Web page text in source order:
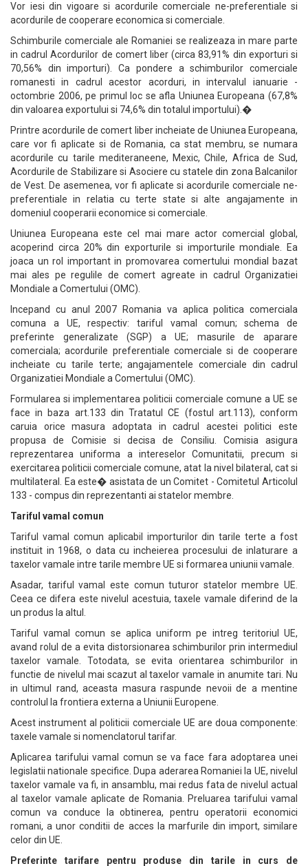
Vor iesi din vigoare si acordurile comerciale ne-preferentiale si
acordurile de cooperare economica si comerciale.
Schimburile comerciale ale Romaniei se realizeaza in mare parte
in cadrul Acordurilor de comert liber (circa 83,91% din exporturi si
70,56% din importuri). Ca pondere a schimburilor comerciale
romanesti in cadrul acestor acorduri, in intervalul ianuarie -
octombrie 2006, pe primul loc se afla Uniunea Europeana (67,8%
din valoarea exportului si 74,6% din totalul importului).�
Printre acordurile de comert liber incheiate de Uniunea Europeana,
care vor fi aplicate si de Romania, ca stat membru, se numara
acordurile cu tarile mediteraneene, Mexic, Chile, Africa de Sud,
Acordurile de Stabilizare si Asociere cu statele din zona Balcanilor
de Vest. De asemenea, vor fi aplicate si acordurile comerciale ne-
preferentiale in relatia cu terte state si alte angajamente in
domeniul cooperarii economice si comerciale.
Uniunea Europeana este cel mai mare actor comercial global,
acoperind circa 20% din exporturile si importurile mondiale. Ea
joaca un rol important in promovarea comertului mondial bazat
mai ales pe regulile de comert agreate in cadrul Organizatiei
Mondiale a Comertului (OMC).
Incepand cu anul 2007 Romania va aplica politica comerciala
comuna a UE, respectiv: tariful vamal comun; schema de
preferinte generalizate (SGP) a UE; masurile de aparare
comerciala; acordurile preferentiale comerciale si de cooperare
incheiate cu tarile terte; angajamentele comerciale din cadrul
Organizatiei Mondiale a Comertului (OMC).
Formularea si implementarea politicii comerciale comune a UE se
face in baza art.133 din Tratatul CE (fostul art.113), conform
caruia orice masura adoptata in cadrul acestei politici este
propusa de Comisie si decisa de Consiliu. Comisia asigura
reprezentarea uniforma a intereselor Comunitatii, precum si
exercitarea politicii comerciale comune, atat la nivel bilateral, cat si
multilateral. Ea este� asistata de un Comitet - Comitetul Articolul
133 - compus din reprezentanti ai statelor membre.
Tariful vamal comun
Tariful vamal comun aplicabil importurilor din tarile terte a fost
instituit in 1968, o data cu incheierea procesului de inlaturare a
taxelor vamale intre tarile membre UE si formarea uniunii vamale.
Asadar, tariful vamal este comun tuturor statelor membre UE.
Ceea ce difera este nivelul acestuia, taxele vamale diferind de la
un produs la altul.
Tariful vamal comun se aplica uniform pe intreg teritoriul UE,
avand rolul de a evita distorsionarea schimburilor prin intermediul
taxelor vamale. Totodata, se evita orientarea schimburilor in
functie de nivelul mai scazut al taxelor vamale in anumite tari. Nu
in ultimul rand, aceasta masura raspunde nevoii de a mentine
controlul la frontiera externa a Uniunii Europene.
Acest instrument al politicii comerciale UE are doua componente:
taxele vamale si nomenclatorul tarifar.
Aplicarea tarifului vamal comun se va face fara adoptarea unei
legislatii nationale specifice. Dupa aderarea Romaniei la UE, nivelul
taxelor vamale va fi, in ansamblu, mai redus fata de nivelul actual
al taxelor vamale aplicate de Romania. Preluarea tarifului vamal
comun va conduce la obtinerea, pentru operatorii economici
romani, a unor conditii de acces la marfurile din import, similare
celor din UE.
Preferinte tarifare pentru produse din tarile in curs de